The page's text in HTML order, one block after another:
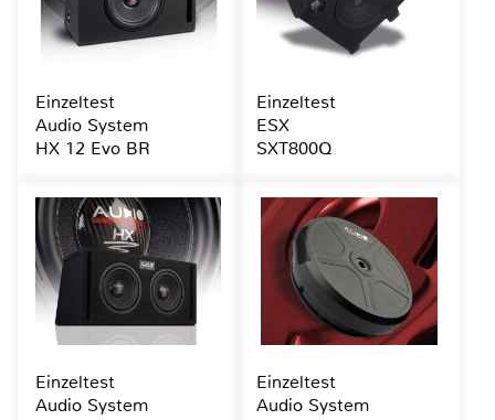
Einzeltest
Audio System
HX 12 Evo BR
Einzeltest
ESX
SXT800Q
Einzeltest
Audio System
Einzeltest
Audio System